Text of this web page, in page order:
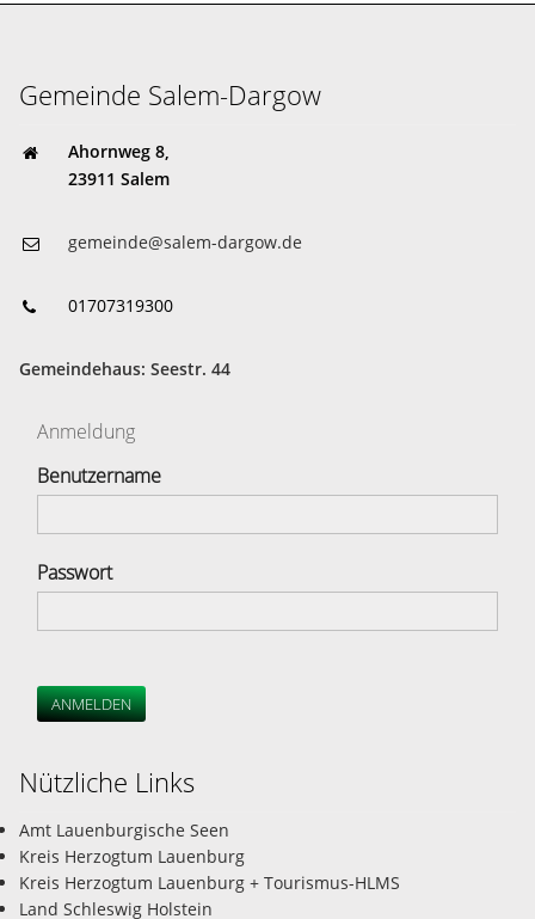
Gemeinde Salem-Dargow
Ahornweg 8,
23911 Salem
gemeinde@salem-dargow.de
01707319300
Gemeindehaus: Seestr. 44
Anmeldung
Benutzername
Passwort
ANMELDEN
Nützliche Links
Amt Lauenburgische Seen
Kreis Herzogtum Lauenburg
Kreis Herzogtum Lauenburg + Tourismus-HLMS
Land Schleswig Holstein